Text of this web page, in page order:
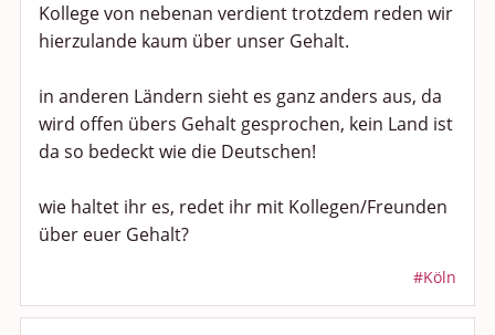
Treffen und Stammtische
Ü100 Party - Fanecke
Gesundheit & Wellness
Sport & Freizeit
Shopping und Bekleidung
Kollege von nebenan verdient trotzdem reden wir
hierzulande kaum über unser Gehalt.
in anderen Ländern sieht es ganz anders aus, da
wird offen übers Gehalt gesprochen, kein Land ist
da so bedeckt wie die Deutschen!
wie haltet ihr es, redet ihr mit Kollegen/Freunden
über euer Gehalt?
#Köln